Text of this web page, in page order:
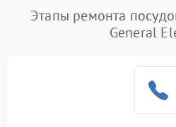
Этапы ремонта
General